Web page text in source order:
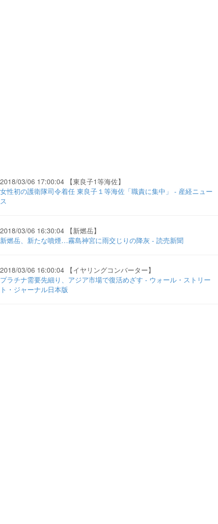
2018/03/06 17:00:04 【東良子1等海佐】
女性初の護衛隊司令着任 東良子１等海佐「職責に集中」 - 産経ニュー
ス
2018/03/06 16:30:04 【新燃岳】
新燃岳、新たな噴煙…霧島神宮に雨交じりの降灰 - 読売新聞
2018/03/06 16:00:04 【イヤリングコンバーター】
プラチナ需要先細り、アジア市場で復活めざす - ウォール・ストリー
ト・ジャーナル日本版